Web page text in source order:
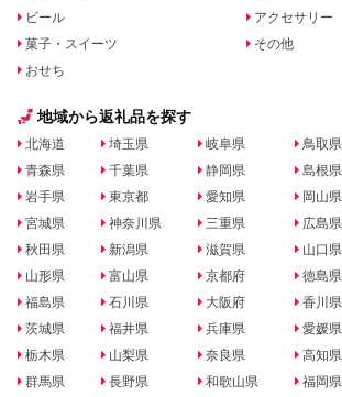
ビール
菓子・スイーツ
おせち
アクセサリー
その他
地域から返礼品を探す
北海道
青森県
岩手県
宮城県
秋田県
山形県
福島県
茨城県
栃木県
群馬県
埼玉県
千葉県
東京都
神奈川県
新潟県
富山県
石川県
福井県
山梨県
長野県
岐阜県
静岡県
愛知県
三重県
滋賀県
京都府
大阪府
兵庫県
奈良県
和歌山県
鳥取県
島根県
岡山県
広島県
山口県
徳島県
香川県
愛媛県
高知県
福岡県